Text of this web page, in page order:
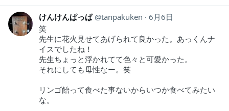
けんけんぱっぱ tanpakuken
6月6日
笑
先生に花火見せてあげられて良かった。あっくんナ
イスでしたね！
先生ちょっと浮かれてて色々と可愛かった。
それにしても母性なー。笑
リンゴ飴って食べた事ないからいつか食べてみたい
な。